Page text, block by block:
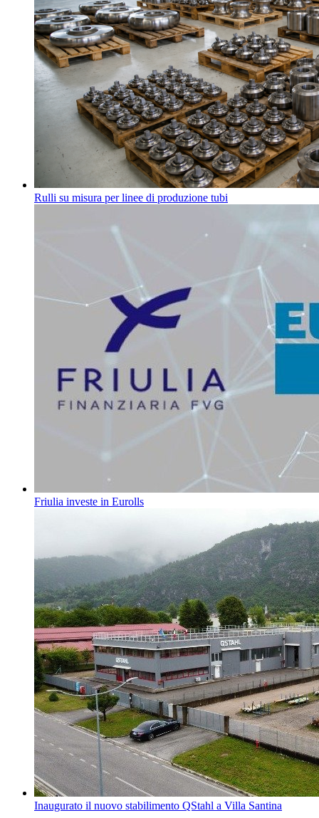
Rulli su misura per linee di produzione tubi
Friulia investe in Eurolls
Inaugurato il nuovo stabilimento QStahl a Villa Santina